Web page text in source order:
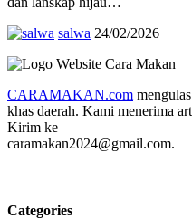
salwa 24/02/2026
CARAMAKAN.com
khas daerah. Kami menerima
Kirim ke
caramakan2024@gmail.com.
Categories